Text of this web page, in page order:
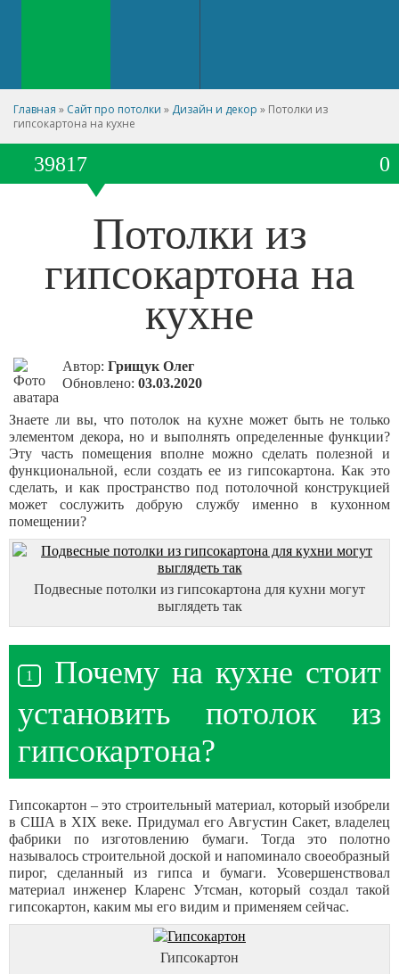
Главная » Сайт про потолки » Дизайн и декор » Потолки из
гипсокартона на кухне
39817 0
Потолки из
гипсокартона на
кухне
Автор: Грищук Олег
Обновлено: 03.03.2020
Знаете ли вы, что потолок на кухне может быть не только
элементом декора, но и выполнять определенные функции?
Эту часть помещения вполне можно сделать полезной и
функциональной, если создать ее из гипсокартона. Как это
сделать, и как пространство под потолочной конструкцией
может сослужить добрую службу именно в кухонном
помещении?
Подвесные потолки из гипсокартона для кухни могут
выглядеть так
Почему на кухне стоит
установить потолок из
гипсокартона?
Гипсокартон – это строительный материал, который изобрели
в США в XIX веке. Придумал его Августин Сакет, владелец
фабрики по изготовлению бумаги. Тогда это полотно
называлось строительной доской и напоминало своеобразный
пирог, сделанный из гипса и бумаги. Усовершенствовал
материал инженер Кларенс Утсман, который создал такой
гипсокартон, каким мы его видим и применяем сейчас.
Гипсокартон